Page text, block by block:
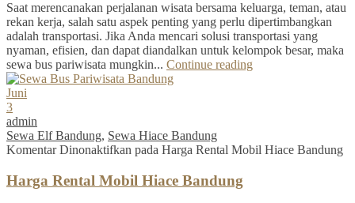
Saat merencanakan perjalanan wisata bersama keluarga, teman, atau
rekan kerja, salah satu aspek penting yang perlu dipertimbangkan
adalah transportasi. Jika Anda mencari solusi transportasi yang
nyaman, efisien, dan dapat diandalkan untuk kelompok besar, maka
sewa bus pariwisata mungkin... Continue reading
Juni
3
admin
Sewa Elf Bandung, Sewa Hiace Bandung
Komentar Dinonaktifkan pada Harga Rental Mobil Hiace Bandung
Harga Rental Mobil Hiace Bandung